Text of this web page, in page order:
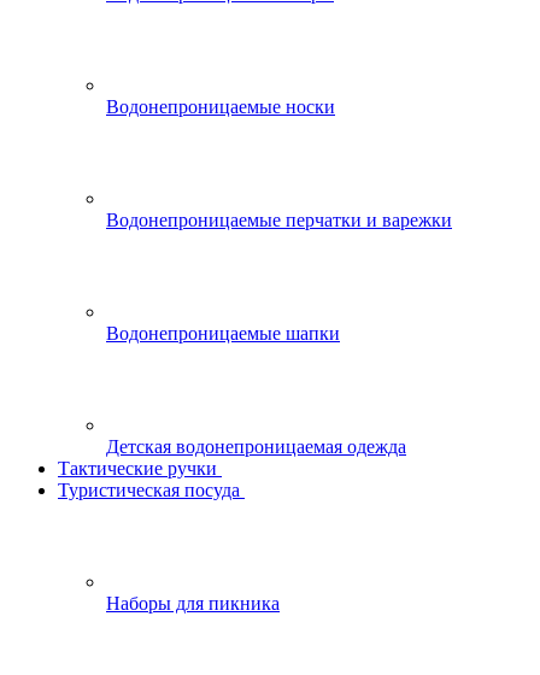
Водонепроницаемые носки
Водонепроницаемые перчатки и варежки
Водонепроницаемые шапки
Детская водонепроницаемая одежда
Тактические ручки
Туристическая посуда
Наборы для пикника